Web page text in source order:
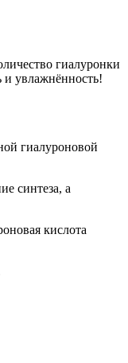
гиалуронки
и увлажнённость!
гиалуроновой
синтеза, а
кислота